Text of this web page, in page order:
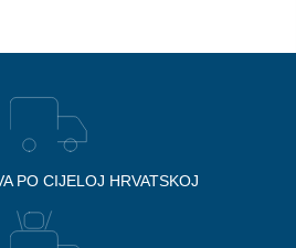
PO CIJELOJ HRVATSKOJ